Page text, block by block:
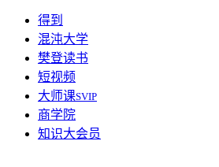
得到
混沌大学
樊登读书
短视频
大师课SVIP
商学院
知识大会员